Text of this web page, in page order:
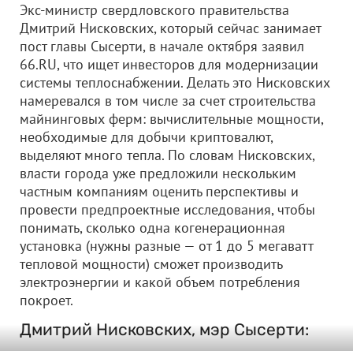
Экс-министр свердловского правительства
Дмитрий Нисковских, который сейчас занимает
пост главы Сысерти, в начале октября заявил
66.RU, что ищет инвесторов для модернизации
системы теплоснабжении. Делать это Нисковских
намеревался в том числе за счет строительства
майнинговых ферм: вычислительные мощности,
необходимые для добычи криптовалют,
выделяют много тепла. По словам Нисковских,
власти города уже предложили нескольким
частным компаниям оценить перспективы и
провести предпроектные исследования, чтобы
понимать, сколько одна когенерационная
установка (нужны разные — от 1 до 5 мегаватт
тепловой мощности) сможет производить
электроэнергии и какой объем потребления
покроет.
Дмитрий Нисковских, мэр Сысерти: